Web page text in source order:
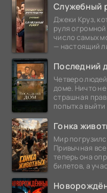
Служебный
Джеки Круз,
руля
число самых
— настоящий
Последний
Четверо
доме. Ничто
страшная
попытка
Гонка
Мир
Привычная
теперь она
билетов, а